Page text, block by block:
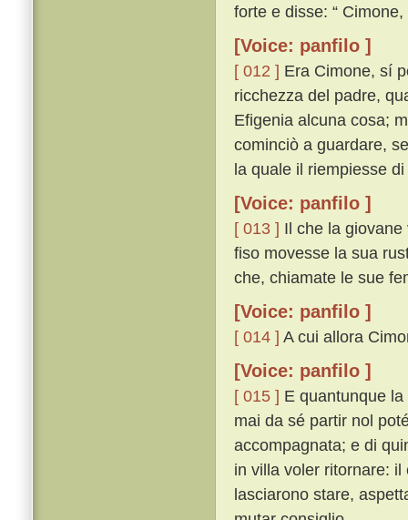
forte e disse: “
[Voice: panfilo ]
[ 012 ] Era Cimone, sí
ricchezza del padre,
Efigenia alcuna cosa;
cominciò a guardare,
la quale il riempiesse
[Voice: panfilo ]
[ 013 ] Il che la
fiso movesse la sua
che, chiamate le sue
[Voice: panfilo ]
[ 014 ] A cui allora
[Voice: panfilo ]
[ 015 ] E quantunque
mai da sé partir nol
accompagnata; e di
in villa voler ritornare:
lasciarono stare,